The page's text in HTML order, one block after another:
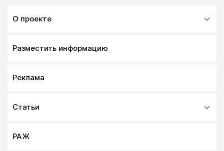
О проекте
Разместить информацию
Реклама
Статьи
РАЖ